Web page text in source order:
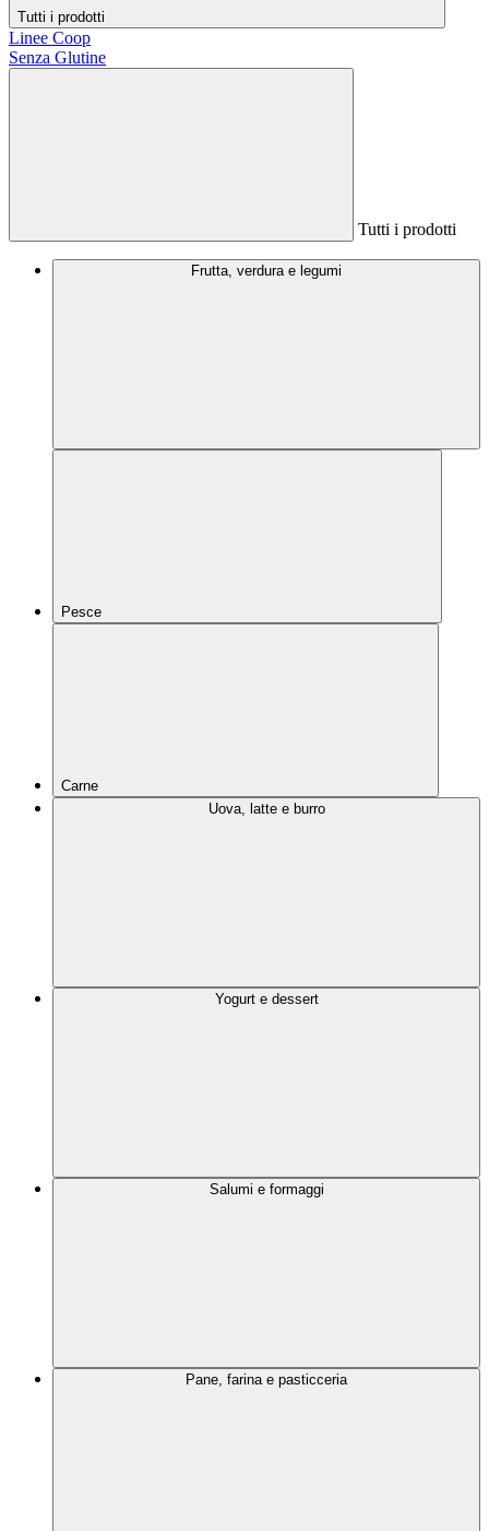
Tutti i prodotti
Linee Coop
Senza Glutine
Tutti i prodotti
Frutta, verdura e legumi
Pesce
Carne
Uova, latte e burro
Yogurt e dessert
Salumi e formaggi
Pane, farina e pasticceria